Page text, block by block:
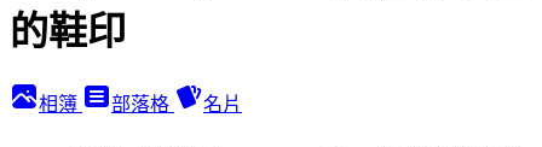
的鞋印
相簿 部落格 名片